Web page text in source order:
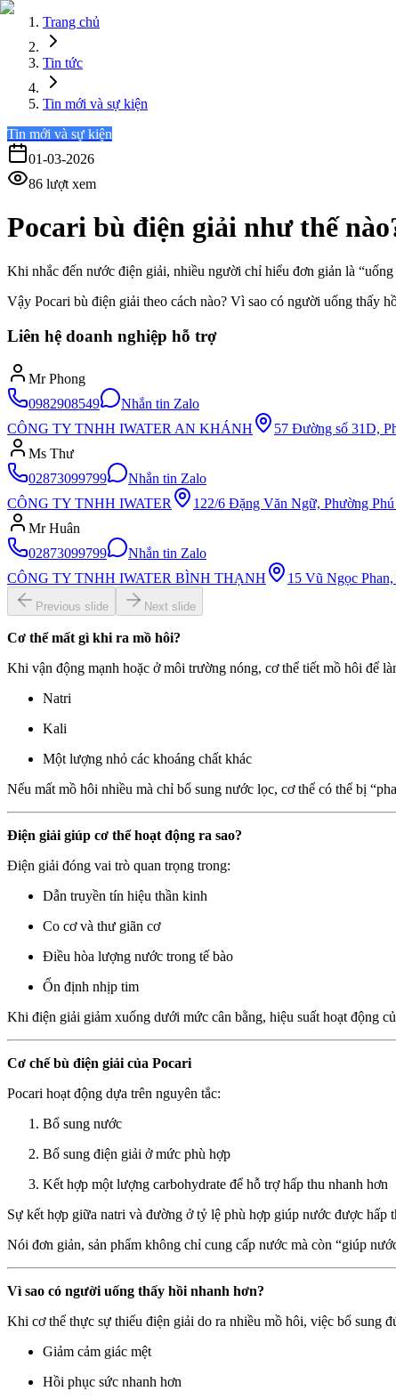
Trang chủ
Tin tức
Tin mới và sự kiện
Tin mới và sự kiện
01-03-2026
86 lượt xem
Pocari bù điện giải như thế
Khi nhắc đến nước điện giải, nhiều người chỉ hiểu đơn giản là
Vậy Pocari bù điện giải theo cách nào? Vì sao có người uống thấy
Liên hệ doanh nghiệp hỗ trợ
Mr Phong
0982908549
Nhắn tin Zalo
CÔNG TY TNHH IWATER AN KHÁNH
57 Đường số 31D,
Ms Thư
02873099799
Nhắn tin Zalo
CÔNG TY TNHH IWATER
122/6 Đặng Văn Ngữ, Phường
Mr Huân
02873099799
Nhắn tin Zalo
CÔNG TY TNHH IWATER BÌNH THẠNH
15 Vũ Ngọc
Previous slide Next slide
Cơ thể mất gì khi ra mồ hôi?
Khi vận động mạnh hoặc ở môi trường nóng, cơ thể tiết mồ hôi để
Natri
Kali
Một lượng nhỏ các khoáng chất khác
Nếu mất mồ hôi nhiều mà chỉ bổ sung nước lọc, cơ thể có thể bị
Điện giải giúp cơ thể hoạt động ra sao?
Điện giải đóng vai trò quan trọng trong:
Dẫn truyền tín hiệu thần kinh
Co cơ và thư giãn cơ
Điều hòa lượng nước trong tế bào
Ổn định nhịp tim
Khi điện giải giảm xuống dưới mức cân bằng, hiệu suất hoạt động
Cơ chế bù điện giải của Pocari
Pocari hoạt động dựa trên nguyên tắc:
Bổ sung nước
Bổ sung điện giải ở mức phù hợp
Kết hợp một lượng carbohydrate để hỗ trợ hấp thu nhanh hơn
Sự kết hợp giữa natri và đường ở tỷ lệ phù hợp giúp nước được
Nói đơn giản, sản phẩm không chỉ cung cấp nước mà còn “giúp
Vì sao có người uống thấy hồi nhanh hơn?
Khi cơ thể thực sự thiếu điện giải do ra nhiều mồ hôi, việc bổ sung
Giảm cảm giác mệt
Hồi phục sức nhanh hơn